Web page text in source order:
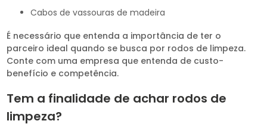
cabos de vassouras de madeira
É necessário que entenda a importância de ter o
parceiro ideal quando se busca por rodos de limpeza.
Conte com uma empresa que entenda de custo-
benefício e competência.
Tem a finalidade de achar rodos de
limpeza?